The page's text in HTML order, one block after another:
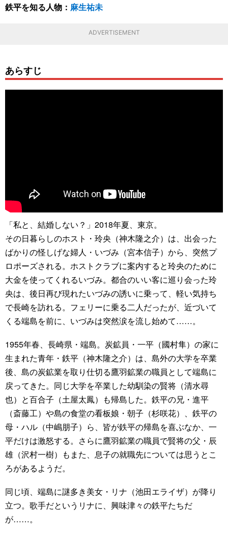
鉄平を知る人物： 麻生祐未
ADVERTISEMENT
あらすじ
「私と、結婚しない？」2018年夏、東京。
その日暮らしのホスト・玲央（神木隆之介）は、出会った
ばかりの怪しげな婦人・いづみ（宮本信子）から、突然プ
ロポーズされる。ホストクラブに案内すると玲央のために
大金を使ってくれるいづみ。都合のいい客に巡り会った玲
央は、後日再び現れたいづみの誘いに乗って、軽い気持ち
で長崎を訪れる。フェリーに乗る二人だったが、近づいて
くる端島を前に、いづみは突然涙を流し始めて……。
1955年春、長崎県・端島。炭鉱員・一平（國村隼）の家に
生まれた青年・鉄平（神木隆之介）は、島外の大学を卒業
後、島の炭鉱業を取り仕切る鷹羽鉱業の職員として端島に
戻ってきた。同じ大学を卒業した幼馴染の賢将（清水尋
也）と百合子（土屋太鳳）も帰島した。鉄平の兄・進平
（斎藤工）や島の食堂の看板娘・朝子（杉咲花）、鉄平の
母・ハル（中嶋朋子）ら、皆が鉄平の帰島を喜ぶなか、一
平だけは激怒する。さらに鷹羽鉱業の職員で賢将の父・辰
雄（沢村一樹）もまた、息子の就職先については思うとこ
ろがあるようだ。
同じ頃、端島に謎多き美女・リナ（池田エライザ）が降り
立つ。歌手だというリナに、興味津々の鉄平たちだ
が……。